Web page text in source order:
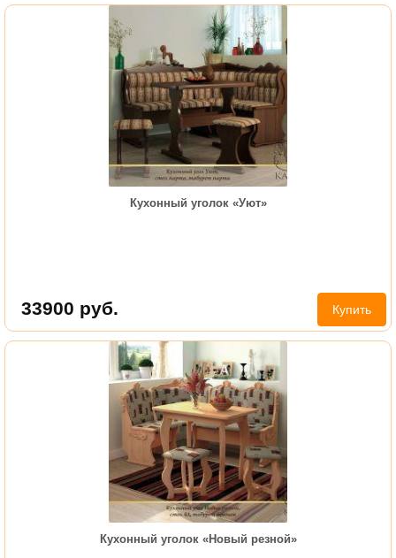
Кухонный уголок «Уют»
33900 руб. Купить
Кухонный уголок «Новый резной»